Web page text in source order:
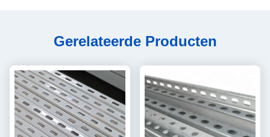
Gerelateerde Producten